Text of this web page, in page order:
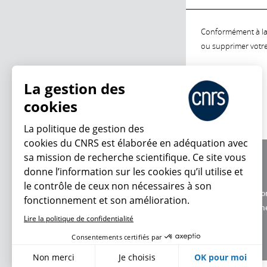
Conformément à
ou supprimer
Charte
Données
La gestion des
cookies
La politique de gestion des
cookies du CNRS est élaborée en adéquation avec
sa mission de recherche scientifique. Ce site vous
donne l’information sur les cookies qu’il utilise et
le contrôle de ceux non nécessaires à son
fonctionnement et son amélioration.
Lire la politique de confidentialité
Consentements certifiés par
Non merci Je choisis OK pour moi